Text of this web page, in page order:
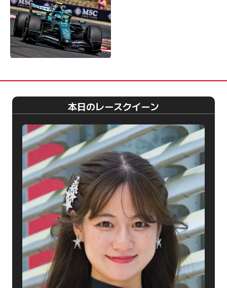
本日のレースクイーン